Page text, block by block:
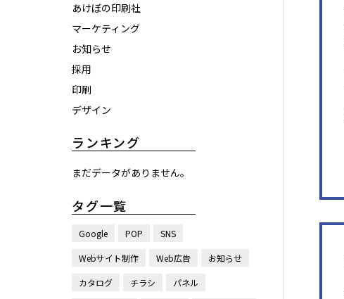
あけぼの印刷社
マーケティング
お知らせ
採用
印刷
デザイン
ランキング
まだデータがありません。
タグ一覧
Google POP SNS
Webサイト制作 Web広告 お知らせ
カタログ チラシ パネル